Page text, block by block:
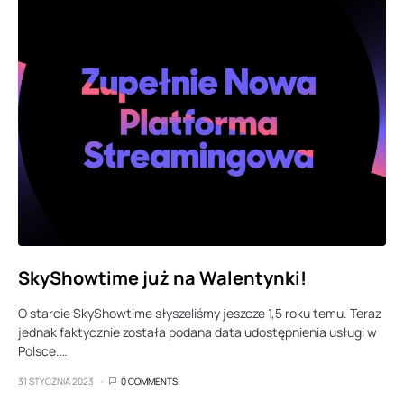
SkyShowtime już na Walentynki!
O starcie SkyShowtime słyszeliśmy jeszcze 1,5 roku temu. Teraz
jednak faktycznie została podana data udostępnienia usługi w
Polsce.…
31 STYCZNIA 2023 0 COMMENTS